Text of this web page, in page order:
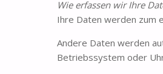
Wie erfassen wir Ihre
Ihre Daten werden zum
Andere Daten werden
Betriebssystem oder